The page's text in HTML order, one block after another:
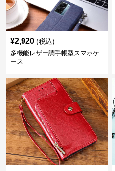
¥2,920 (税込)
多機能レザー調手帳型スマホケ
ース